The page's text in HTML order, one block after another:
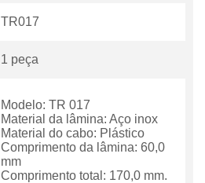
TR017
1 peça
Modelo: TR 017
Material da lâmina: Aço inox
Material do cabo: Plástico
Comprimento da lâmina: 60,0
mm
Comprimento total: 170,0 mm.